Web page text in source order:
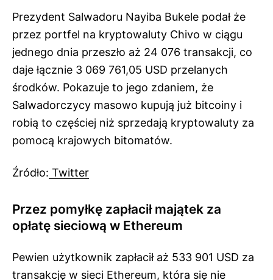
Prezydent Salwadoru Nayiba Bukele podał że
przez portfel na kryptowaluty Chivo w ciągu
jednego dnia przeszło aż 24 076 transakcji, co
daje łącznie 3 069 761,05 USD przelanych
środków. Pokazuje to jego zdaniem, że
Salwadorczycy masowo kupują już bitcoiny i
robią to częściej niż sprzedają kryptowaluty za
pomocą krajowych bitomatów.
Źródło: Twitter
Przez pomyłkę zapłacił majątek za
opłatę sieciową w Ethereum
Pewien użytkownik zapłacił aż 533 901 USD za
transakcję w sieci Ethereum, która się nie